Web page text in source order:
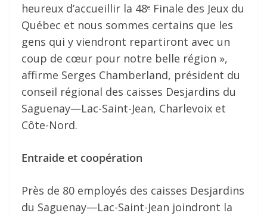
heureux d’accueillir la 48e Finale des Jeux du
Québec et nous sommes certains que les
gens qui y viendront repartiront avec un
coup de cœur pour notre belle région »,
affirme Serges Chamberland, président du
conseil régional des caisses Desjardins du
Saguenay—Lac-Saint-Jean, Charlevoix et
Côte-Nord.
Entraide et coopération
Près de 80 employés des caisses Desjardins
du Saguenay—Lac-Saint-Jean joindront la